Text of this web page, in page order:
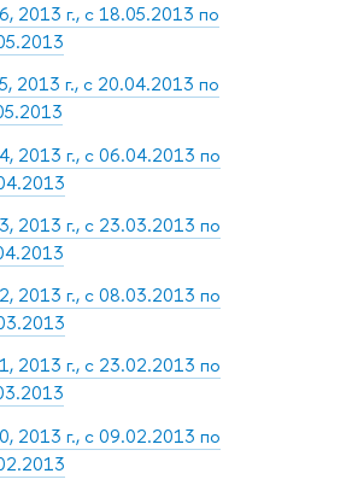
2013 г., с 18.05.2013 по
2013 г., с 20.04.2013 по
2013 г., с 06.04.2013 по
2013 г., с 23.03.2013 по
2013 г., с 08.03.2013 по
2013 г., с 23.02.2013 по
2013 г., с 09.02.2013 по